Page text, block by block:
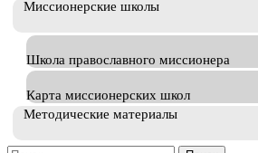
Миссионерские школы
Школа православного миссионера
Карта миссионерских школ
Методические материалы